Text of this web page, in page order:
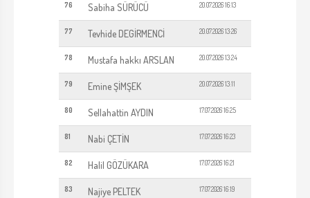
76 Sabiha SÜRÜCÜ 20.07.2026 16:13
77 Tevhide DEGİRMENCİ 20.07.2026 13:26
78 Mustafa hakkı ARSLAN 20.07.2026 13:24
79 Emine ŞİMŞEK 20.07.2026 13:11
80 Sellahattin AYDIN 17.07.2026 16:25
81 Nabi ÇETİN 17.07.2026 16:23
82 Halil GÖZÜKARA 17.07.2026 16:21
83 Najiye PELTEK 17.07.2026 16:19